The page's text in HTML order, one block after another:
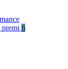
premi 6